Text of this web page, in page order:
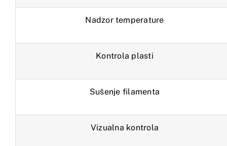
Nadzor temperature
Kontrola plasti
Sušenje filamenta
Vizualna kontrola